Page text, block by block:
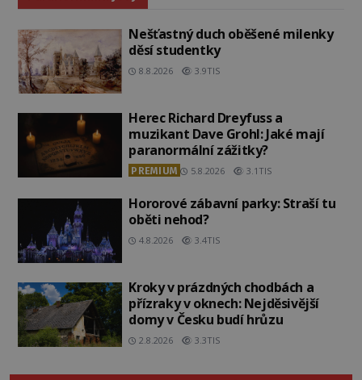
Nešťastný duch oběšené milenky
děsí studentky
8.8.2026 3.9TIS
Herec Richard Dreyfuss a
muzikant Dave Grohl: Jaké mají
paranormální zážitky?
PREMIUM 5.8.2026 3.1TIS
Hororové zábavní parky: Straší tu
oběti nehod?
4.8.2026 3.4TIS
Kroky v prázdných chodbách a
přízraky v oknech: Nejděsivější
domy v Česku budí hrůzu
2.8.2026 3.3TIS